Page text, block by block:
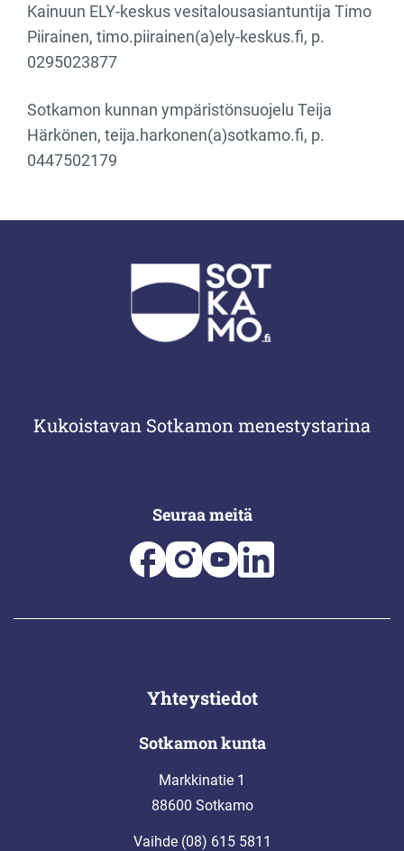
Kainuun ELY-keskus vesitalousasiantuntija Timo
Piirainen, timo.piirainen(a)ely-keskus.fi, p.
0295023877
Sotkamon kunnan ympäristönsuojelu Teija
Härkönen, teija.harkonen(a)sotkamo.fi, p.
0447502179
Kukoistavan Sotkamon menestystarina
Seuraa meitä
Yhteystiedot
Sotkamon kunta
Markkinatie 1
88600 Sotkamo
Vaihde (08) 615 5811